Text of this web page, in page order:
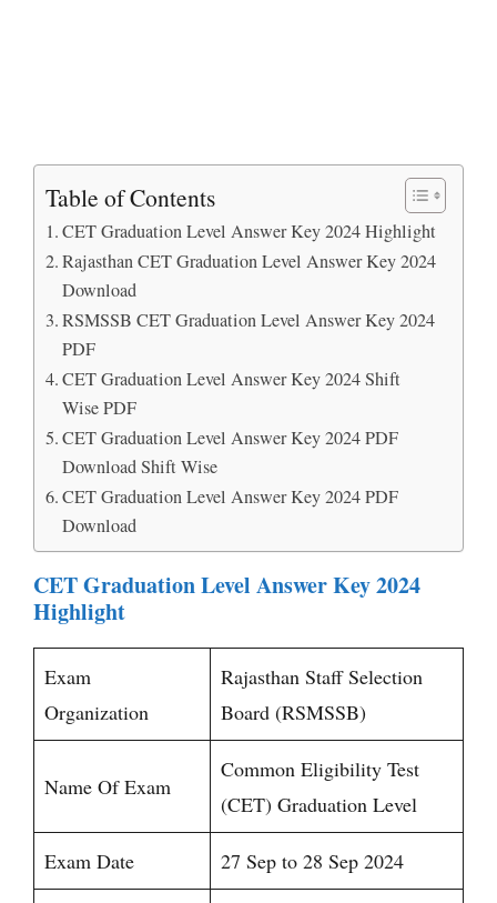
Table of Contents
CET Graduation Level Answer Key 2024 Highlight
Rajasthan CET Graduation Level Answer Key 2024
Download
RSMSSB CET Graduation Level Answer Key 2024
PDF
CET Graduation Level Answer Key 2024 Shift
Wise PDF
CET Graduation Level Answer Key 2024 PDF
Download Shift Wise
CET Graduation Level Answer Key 2024 PDF
Download
CET Graduation Level Answer Key 2024
Highlight
Exam
Organization
Rajasthan Staff Selection
Board (RSMSSB)
Name Of Exam
Common Eligibility Test
(CET) Graduation Level
Exam Date 27 Sep to 28 Sep 2024